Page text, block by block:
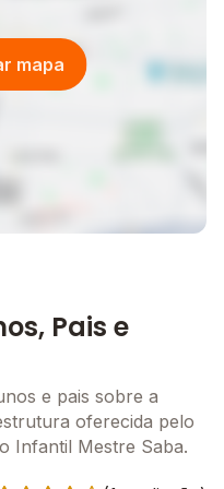
mapa
Pais e
e pais sobre a
oferecida pelo
Infantil Mestre Saba.